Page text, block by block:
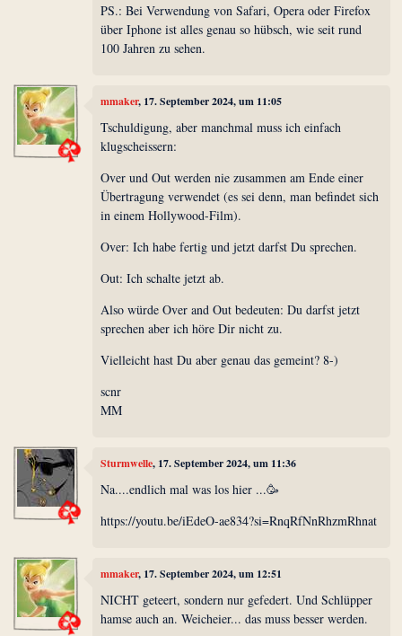
PS.: Bei Verwendung von Safari, Opera oder Firefox
über Iphone ist alles genau so hübsch, wie seit rund
100 Jahren zu sehen.
mmaker, 17. September 2024, um 11:05
Tschuldigung, aber manchmal muss ich einfach
klugscheissern:
Over und Out werden nie zusammen am Ende einer
Übertragung verwendet (es sei denn, man befindet sich
in einem Hollywood-Film).
Over: Ich habe fertig und jetzt darfst Du sprechen.
Out: Ich schalte jetzt ab.
Also würde Over and Out bedeuten: Du darfst jetzt
sprechen aber ich höre Dir nicht zu.
Vielleicht hast Du aber genau das gemeint? 8-)
scnr
MM
Sturmwelle, 17. September 2024, um 11:36
Na....endlich mal was los hier ...🥳
https://youtu.be/iEdeO-ae834?si=RnqRfNnRhzmRhnat
mmaker, 17. September 2024, um 12:51
NICHT geteert, sondern nur gefedert. Und Schlüpper
hamse auch an. Weicheier... das muss besser werden.